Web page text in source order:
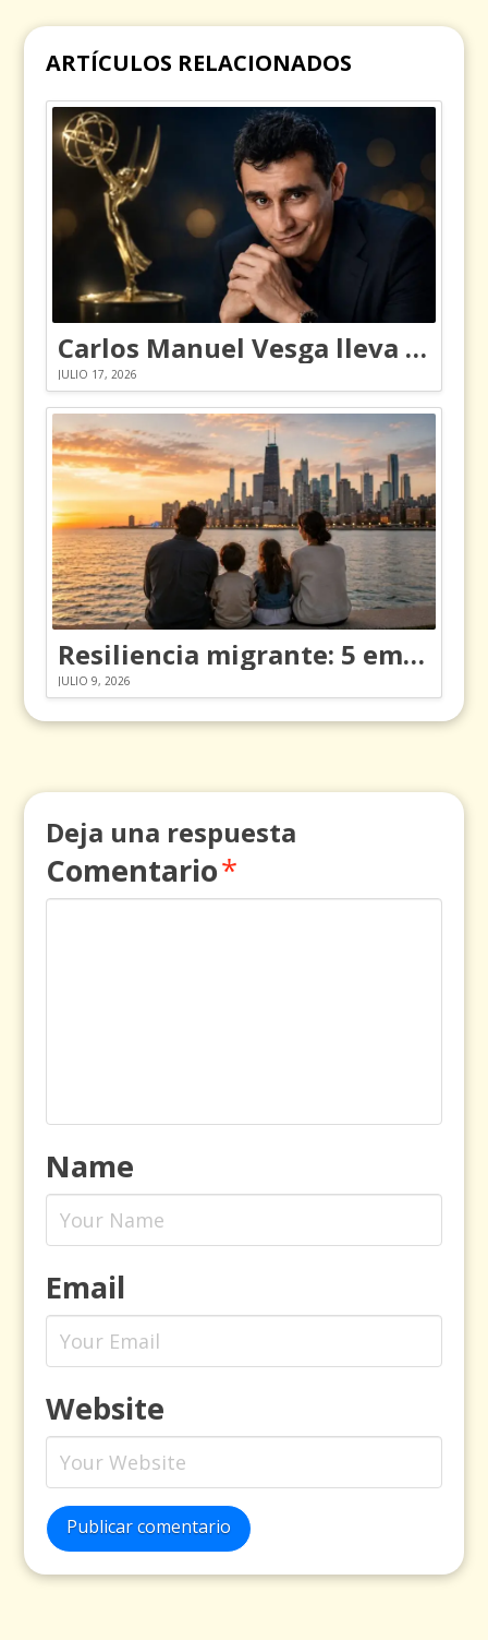
ARTÍCULOS RELACIONADOS
Carlos Manuel Vesga lleva el nombre de Colombia a los Emmy
JULIO 17, 2026
Resiliencia migrante: 5 emociones y cómo gestionarlas
JULIO 9, 2026
Deja una respuesta
Comentario*
Name
Email
Website
Publicar comentario